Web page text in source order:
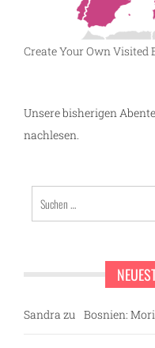
Create Your Own Visited
Unsere bisherigen
nachlesen.
nach:
Sandra zu Bosnien: